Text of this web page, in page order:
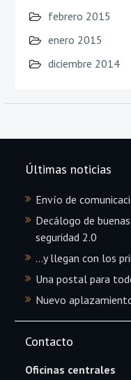
febrero 2015
enero 2015
diciembre 2014
Últimas noticias
Envío de
Decálogo de
seguridad 2.0
…y llegan con los
Una postal para
Nuevo
Contacto
Oficinas centrales